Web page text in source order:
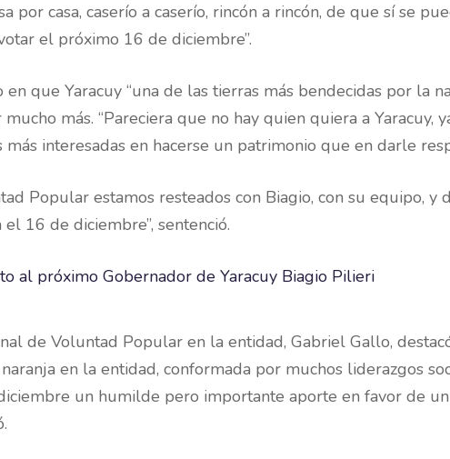
por casa, caserío a caserío, rincón a rincón, de que sí se
el próximo 16 de diciembre”.
que Yaracuy “una de las tierras más bendecidas por la
más. “Pareciera que no hay quien quiera a
más interesadas en hacerse un patrimonio que en darle
Popular estamos resteados con Biagio, con su equipo,
16 de diciembre”, sentenció.
de Voluntad Popular en la entidad, Gabriel Gallo,
en la entidad, conformada por muchos liderazgos
un humilde pero importante aporte en favor de